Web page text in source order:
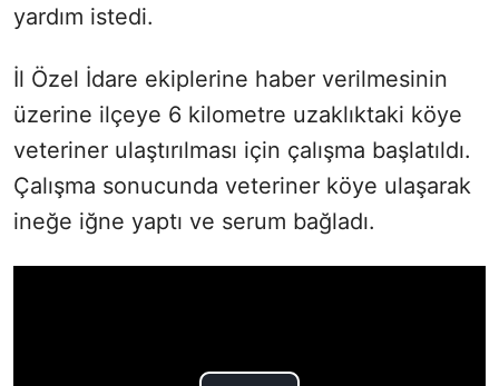
yardım istedi.
İl Özel İdare ekiplerine haber verilmesinin
üzerine ilçeye 6 kilometre uzaklıktaki köye
veteriner ulaştırılması için çalışma başlatıldı.
Çalışma sonucunda veteriner köye ulaşarak
ineğe iğne yaptı ve serum bağladı.